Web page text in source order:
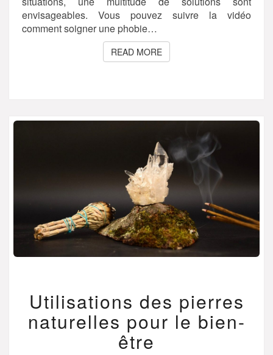
envisageables. Vous pouvez suivre la vidéo
comment soigner une phobie…
READ MOREREAD MORE
DES
PIERRES
NATURELLES
POUR
LE
Utilisations des pierres
naturelles pour le bien-
être